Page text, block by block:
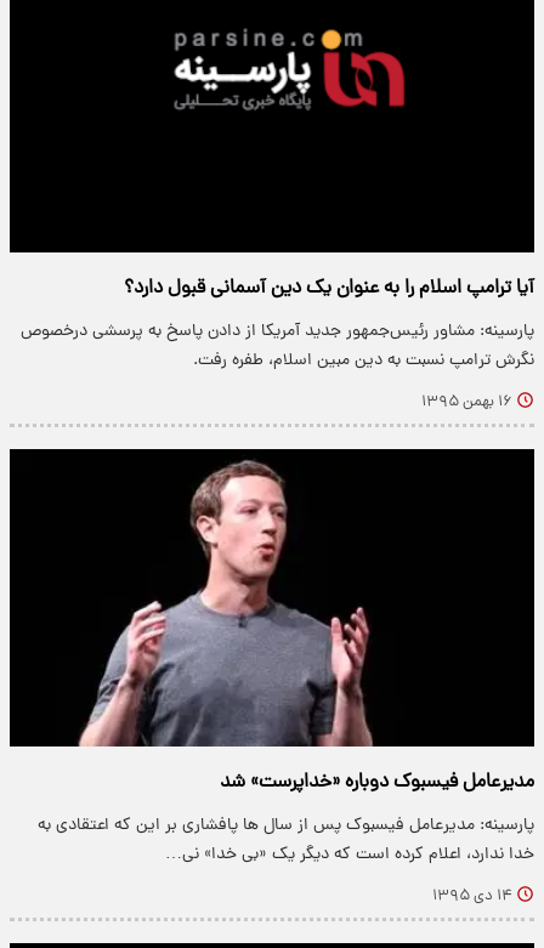
آیا ترامپ اسلام را به عنوان یک دین آسمانی قبول دارد؟
پارسینه: مشاور رئیس‌جمهور جدید آمریکا از دادن پاسخ به پرسشی درخصوص
نگرش ترامپ نسبت به دین مبین اسلام، طفره رفت.
۱۶ بهمن ۱۳۹۵
مدیرعامل فیسبوک دوباره «خداپرست» شد
پارسینه: مدیرعامل فیسبوک پس از سال ها پافشاری بر این که اعتقادی به
خدا ندارد، اعلام کرده است که دیگر یک «بی خدا» نی…
۱۴ دی ۱۳۹۵